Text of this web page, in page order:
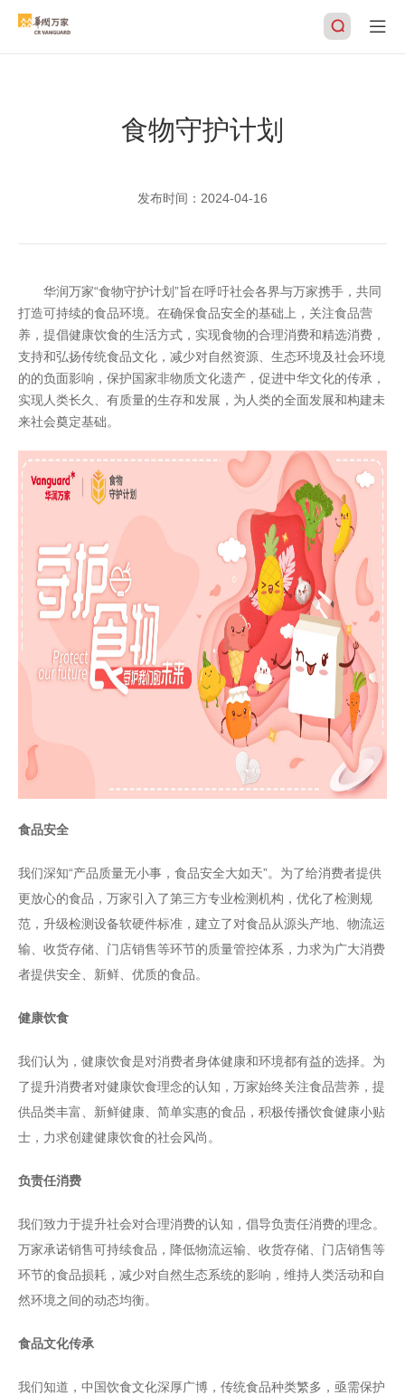
食物守护计划
发布时间： 2024-04-16
华润万家“食物守护计划”旨在呼吁社会各界与万家携手，共同
打造可持续的食品环境。在确保食品安全的基础上，关注食品营
养，提倡健康饮食的生活方式，实现食物的合理消费和精选消费，
支持和弘扬传统食品文化，减少对自然资源、生态环境及社会环境
的的负面影响，保护国家非物质文化遗产，促进中华文化的传承，
实现人类长久、有质量的生存和发展，为人类的全面发展和构建未
来社会奠定基础。
食品安全
我们深知“产品质量无小事，食品安全大如天”。为了给消费者提供
更放心的食品，万家引入了第三方专业检测机构，优化了检测规
范，升级检测设备软硬件标准，建立了对食品从源头产地、物流运
输、收货存储、门店销售等环节的质量管控体系，力求为广大消费
者提供安全、新鲜、优质的食品。
健康饮食
我们认为，健康饮食是对消费者身体健康和环境都有益的选择。为
了提升消费者对健康饮食理念的认知，万家始终关注食品营养，提
供品类丰富、新鲜健康、简单实惠的食品，积极传播饮食健康小贴
士，力求创建健康饮食的社会风尚。
负责任消费
我们致力于提升社会对合理消费的认知，倡导负责任消费的理念。
万家承诺销售可持续食品，降低物流运输、收货存储、门店销售等
环节的食品损耗，减少对自然生态系统的影响，维持人类活动和自
然环境之间的动态均衡。
食品文化传承
我们知道，中国饮食文化深厚广博，传统食品种类繁多，亟需保护